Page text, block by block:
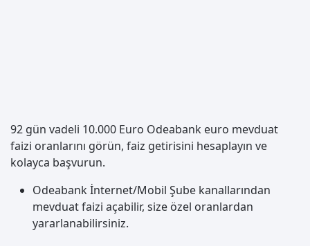
92 gün vadeli 10.000 Euro Odeabank euro mevduat
faizi oranlarını görün, faiz getirisini hesaplayın ve
kolayca başvurun.
Odeabank İnternet/Mobil Şube kanallarından
mevduat faizi açabilir, size özel oranlardan
yararlanabilirsiniz.